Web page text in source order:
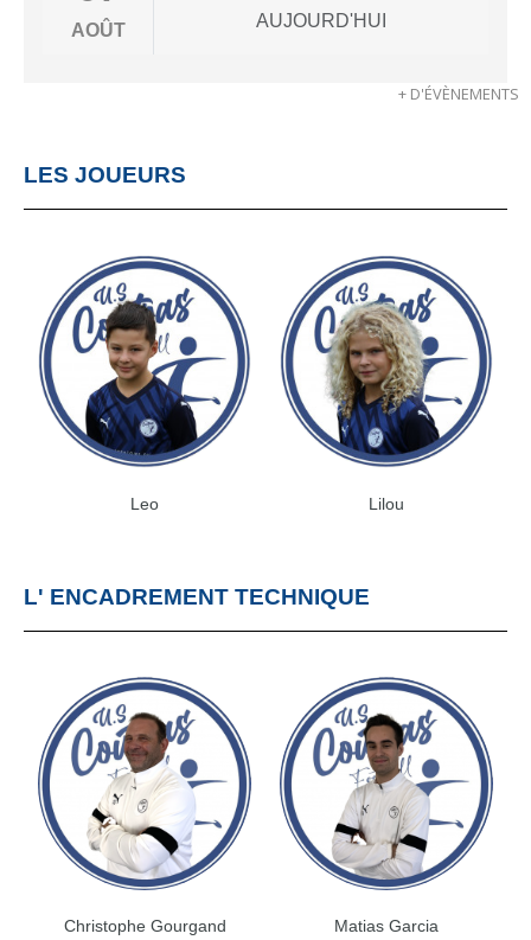
AOÛT
AUJOURD'HUI
+ D'ÉVÈNEMENTS
LES JOUEURS
Leo Lilou
L' ENCADREMENT TECHNIQUE
Christophe Gourgand Matias Garcia